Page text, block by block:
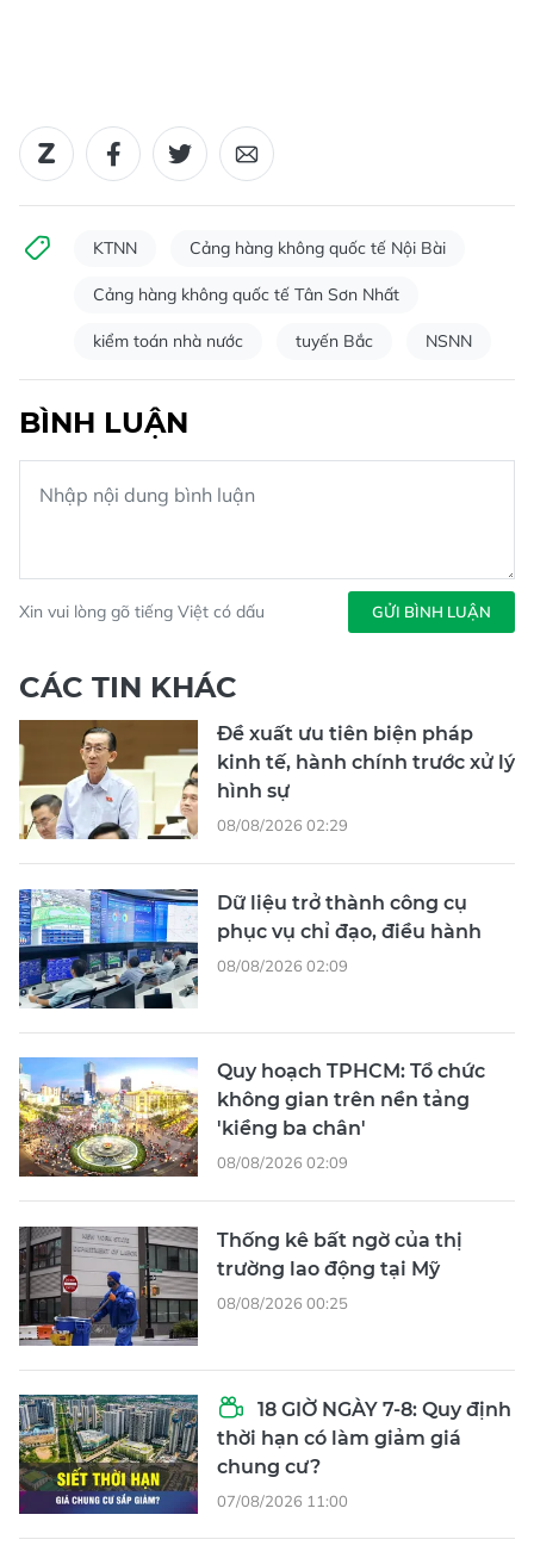
KTNN Cảng hàng không quốc tế Nội Bài
Cảng hàng không quốc tế Tân Sơn Nhất
kiểm toán nhà nước tuyến Bắc NSNN
BÌNH LUẬN
Xin vui lòng gõ tiếng Việt có dấu GỬI BÌNH LUẬN
CÁC TIN KHÁC
Đề xuất ưu tiên biện pháp
kinh tế, hành chính trước xử lý
hình sự
08/08/2026 02:29
Dữ liệu trở thành công cụ
phục vụ chỉ đạo, điều hành
08/08/2026 02:09
Quy hoạch TPHCM: Tổ chức
không gian trên nền tảng
'kiềng ba chân'
08/08/2026 02:09
Thống kê bất ngờ của thị
trường lao động tại Mỹ
08/08/2026 00:25
18 GIỜ NGÀY 7-8: Quy định
thời hạn có làm giảm giá
chung cư?
07/08/2026 11:00